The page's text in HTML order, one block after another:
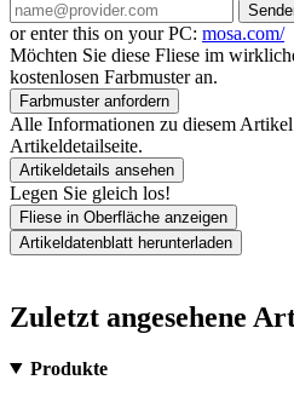
or enter this on your PC: mosa.com/
Möchten Sie diese Fliese im
kostenlosen Farbmuster an.
Farbmuster anfordern
Alle Informationen zu diesem
Artikeldetailseite.
Artikeldetails ansehen
Legen Sie gleich los!
Fliese in Oberfläche anzeigen
Artikeldatenblatt herunterladen
Zuletzt angesehene
Produkte